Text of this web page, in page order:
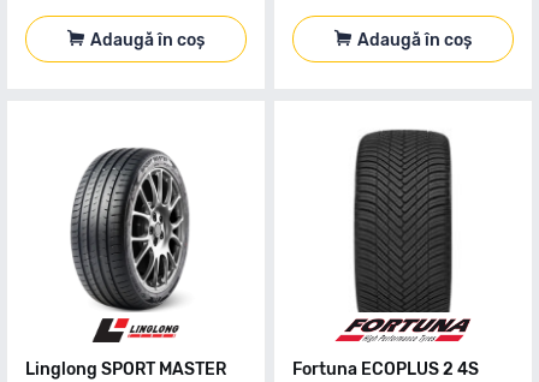
Adaugă în coș Adaugă în coș
Linglong SPORT MASTER
Fortuna ECOPLUS 2 4S